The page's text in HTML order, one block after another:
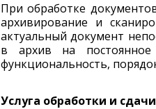
При обработке
архивирование и
актуальный документ
в архив на
функциональность,
Услуга обработки и